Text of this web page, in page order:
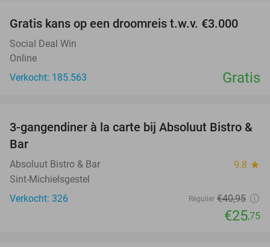
Gratis kans op een droomreis t.w.v. €3.000
Social Deal Win
Online
Verkocht: 185.563
Gratis
37%
3-gangendiner à la carte bij Absoluut Bistro &
Bar
Absoluut Bistro & Bar 9.8 star
Sint-Michielsgestel
Verkocht: 326
Regulier €40,95
€25,75